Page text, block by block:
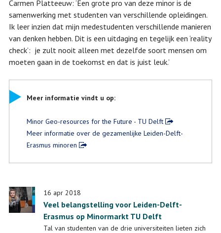
Carmen Platteeuw: ‘Een grote pro van deze minor is de
samenwerking met studenten van verschillende opleidingen.
Ik leer inzien dat mijn medestudenten verschillende manieren
van denken hebben. Dit is een uitdaging en tegelijk een ‘reality
check’: je zult nooit alleen met dezelfde soort mensen om
moeten gaan in de toekomst en dat is juist leuk.’
Meer informatie vindt u op:
Minor Geo-resources for the Future - TU Delft
Meer informatie over de gezamenlijke Leiden-Delft-
Erasmus minoren
16 apr 2018
Veel belangstelling voor Leiden-Delft-
Erasmus op Minormarkt TU Delft
Tal van studenten van de drie universiteiten lieten zich